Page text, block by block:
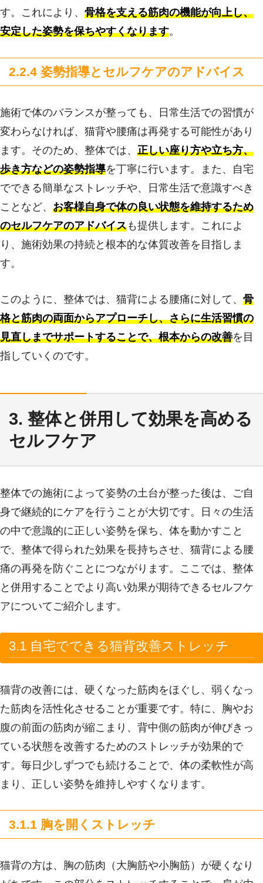
す。これにより、 骨格を支える筋肉の機能が向上し、
安定した姿勢を保ちやすくなります。
2.2.4 姿勢指導とセルフケアのアドバイス
施術で体のバランスが整っても、日常生活での習慣が
変わらなければ、猫背や腰痛は再発する可能性があり
ます。そのため、整体では、 正しい座り方や立ち方、
歩き方などの姿勢指導を丁寧に行います。また、自宅
でできる簡単なストレッチや、日常生活で意識すべき
ことなど、 お客様自身で体の良い状態を維持するため
のセルフケアのアドバイスも提供します。これによ
り、施術効果の持続と根本的な体質改善を目指しま
す。
このように、整体では、猫背による腰痛に対して、 骨
格と筋肉の両面からアプローチし、さらに生活習慣の
見直しまでサポートすることで、根本からの改善を目
指していくのです。
3. 整体と併用して効果を高める
セルフケア
整体での施術によって姿勢の土台が整った後は、ご自
身で継続的にケアを行うことが大切です。日々の生活
の中で意識的に正しい姿勢を保ち、体を動かすこと
で、整体で得られた効果を長持ちさせ、猫背による腰
痛の再発を防ぐことにつながります。ここでは、整体
と併用することでより高い効果が期待できるセルフケ
アについてご紹介します。
3.1 自宅でできる猫背改善ストレッチ
猫背の改善には、硬くなった筋肉をほぐし、弱くなっ
た筋肉を活性化させることが重要です。特に、胸やお
腹の前面の筋肉が縮こまり、背中側の筋肉が伸びきっ
ている状態を改善するためのストレッチが効果的で
す。毎日少しずつでも続けることで、体の柔軟性が高
まり、正しい姿勢を維持しやすくなります。
3.1.1 胸を開くストレッチ
猫背の方は、胸の筋肉（大胸筋や小胸筋）が硬くなり